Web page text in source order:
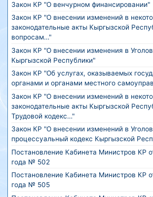
Закон КР "О венчурном финансировании"
Закон КР "О внесении изменений в
законодательные акты Кыргызской
вопросам…"
Закон КР "О внесении изменения в
Кыргызской Республики"
Закон КР "Об услугах, оказываемых
органами и органами местного
Закон КР "О внесении изменений в
законодательные акты Кыргызской
Трудовой кодекс…"
Закон КР "О внесении изменений в
процессуальный кодекс Кыргызской
Постановление Кабинета Министров КР
года № 502
Постановление Кабинета Министров КР
года № 505